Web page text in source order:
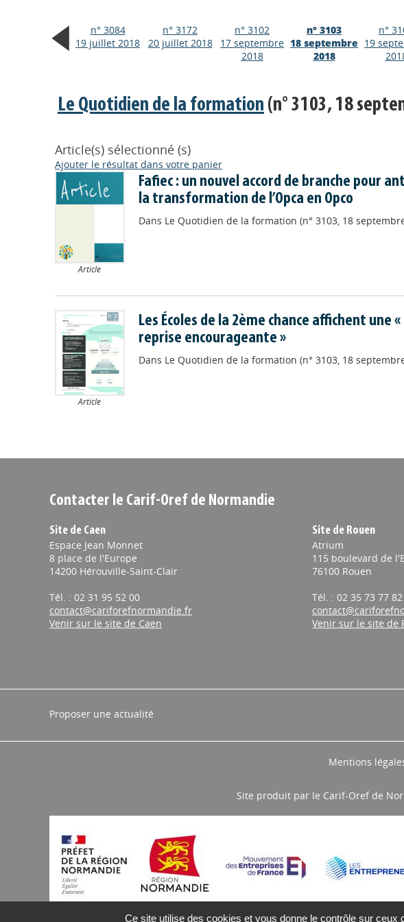
n° 3084
19 juillet 2018
n° 3172
20 juillet 2018
n° 3102
17 septembre
2018
n° 3103
18 septembre
2018
n°
19
Le Quotidien de la formation (n° 3103, 18
Article(s) sélectionné (s)
Ajouter le résultat dans votre panier
Article
Fafiec : un nouvel accord de branche pour
la transformation de l’Opca en Opco
Dans Le Quotidien de la formation (n° 3103, 18
Article
Les Écoles de la 2ème chance affichent une «
reprise encourageante »
Dans Le Quotidien de la formation (n° 3103, 18
Contacter le Carif-Oref de Normandie
Site de Caen
Espace Jean Monnet
8 place de l'Europe
14200 Hérouville-Saint-Clair
Tél. : 02 31 95 52 00
contact@cariforefnormandie.fr
Venir sur le site de Caen
Site de Rouen
Atrium
115 boulevard de
76100 Rouen
Tél. : 02 35 73 77 82
Venir sur le site de
Proposer une actualité
Mentions
Site produit par le Carif-Oref de
Ce site utilise des cookies et vous donne le contrôle sur ceux